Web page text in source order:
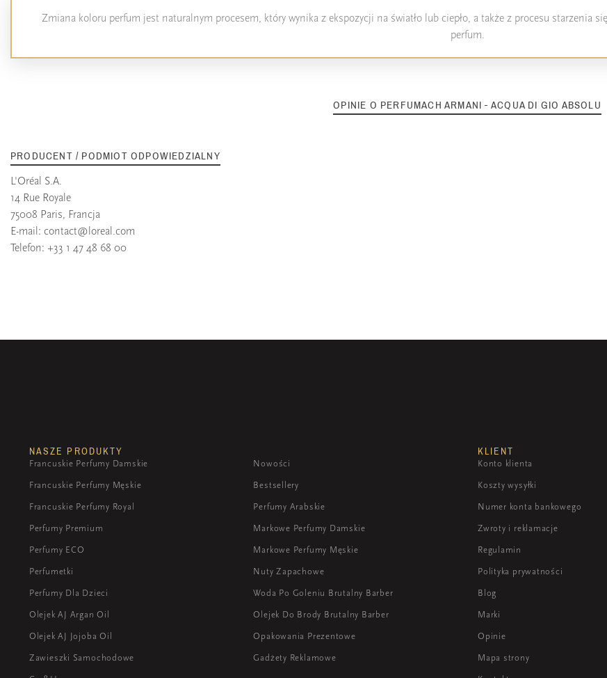
Zmiana koloru perfum jest naturalnym procesem, który wynika z ekspozycji na światło lub ciepło, a także z procesu starzenia
perfum.
OPINIE O PERFUMACH ARMANI - ACQUA DI GIO ABSOLU
PRODUCENT / PODMIOT ODPOWIEDZIALNY
L'Oréal S.A.
14 Rue Royale
75008 Paris, Francja
E-mail: contact@loreal.com
Telefon: +33 1 47 48 68 00
NASZE PRODUKTY
Francuskie Perfumy Damskie
Francuskie Perfumy Męskie
Francuskie Perfumy Royal
Perfumy Premium
Perfumy ECO
Perfumetki
Perfumy Dla Dzieci
Olejek AJ Argan Oil
Olejek AJ Jojoba Oil
Zawieszki Samochodowe
Nowości
Bestsellery
Perfumy Arabskie
Markowe Perfumy Damskie
Markowe Perfumy Męskie
Nuty Zapachowe
Woda Po Goleniu Brutalny Barber
Olejek Do Brody Brutalny Barber
Opakowania Prezentowe
Gadżety Reklamowe
KLIENT
Konto klienta
Koszty wysyłki
Numer konta bankowego
Zwroty i reklamacje
Regulamin
Polityka prywatności
Blog
Marki
Opinie
Mapa strony